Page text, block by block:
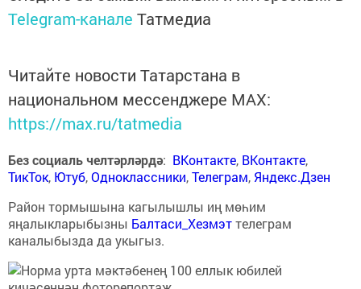
Telegram-канале Татмедиа
Читайте новости Татарстана в
национальном мессенджере MАХ:
https://max.ru/tatmedia
Без социаль челтәрләрдә: ВКонтакте, ВКонтакте,
ТикТок, Ютуб,Одноклассники,Телеграм, Яндекс.Дзен
Район тормышына кагылышлы иң мөһим
яңалыкларыбызны Балтаси_Хезмэттелеграм
каналыбызда да укыгыз.